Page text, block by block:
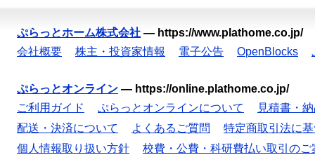
ぷらっとホーム株式会社 — https://www.plathome.co.jp/
会社概要
株主・投資家情報 電子公告 OpenBlocks
ぷらっとオンライン — https://online.plathome.co.jp/
ご利用ガイド
ぷらっとオンラインについて
見積書・
配送・決済について
よくあるご質問
特定商取引法に
個人情報取り扱い方針
校費・公費・科研費払い取引のご